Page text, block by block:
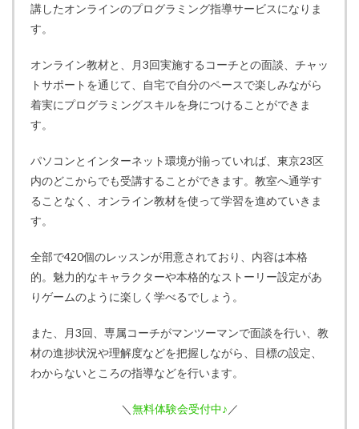
講したオンラインのプログラミング指導サービスになりま
す。
オンライン教材と、月3回実施するコーチとの面談、チャッ
トサポートを通じて、自宅で自分のペースで楽しみながら
着実にプログラミングスキルを身につけることができま
す。
パソコンとインターネット環境が揃っていれば、東京23区
内のどこからでも受講することができます。教室へ通学す
ることなく、オンライン教材を使って学習を進めていきま
す。
全部で420個のレッスンが用意されており、内容は本格
的。魅力的なキャラクターや本格的なストーリー設定があ
りゲームのように楽しく学べるでしょう。
また、月3回、専属コーチがマンツーマンで面談を行い、教
材の進捗状況や理解度などを把握しながら、目標の設定、
わからないところの指導などを行います。
＼ 無料体験会受付中♪ ／